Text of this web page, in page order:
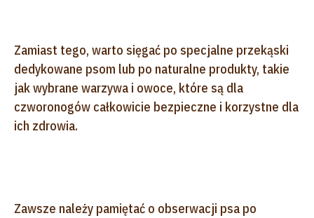
Zamiast tego, warto sięgać po specjalne przekąski
dedykowane psom lub po naturalne produkty, takie
jak wybrane warzywa i owoce, które są dla
czworonogów całkowicie bezpieczne i korzystne dla
ich zdrowia.
Zawsze należy pamiętać o obserwacji psa po